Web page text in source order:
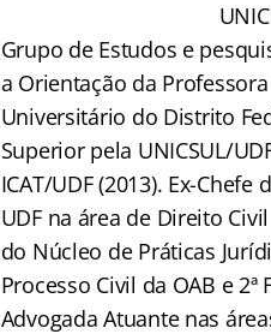
Grupo de Estudos e
a Orientação da
Universitário do Distrito
Superior pela UNICSUL/
ICAT/UDF (2013). Ex-
UDF na área de Direito
do Núcleo de Práticas
Processo Civil da OAB e
Advogada Atuante nas